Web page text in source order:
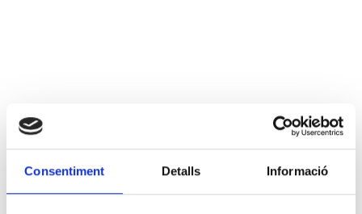
Consentiment Detalls Informació